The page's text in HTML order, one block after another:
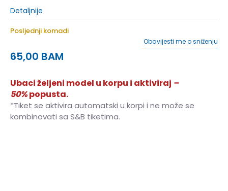
Detaljnije
Posljednji komadi
65,00 BAM
Obavijesti me o sniženju
Ubaci željeni model u korpu i aktiviraj –
50%popusta.
*Tiket se aktivira automatski u korpi i ne može se
kombinovati sa S&B tiketima.